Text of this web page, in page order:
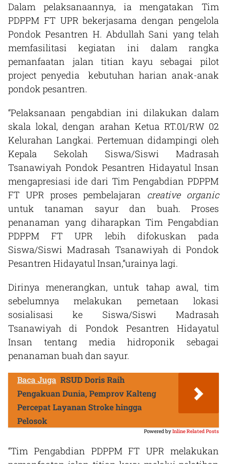
Dalam pelaksanaannya, ia mengatakan Tim
PDPPM FT UPR bekerjasama dengan pengelola
Pondok Pesantren H. Abdullah Sani yang telah
memfasilitasi kegiatan ini dalam rangka
pemanfaatan jalan titian kayu sebagai pilot
project penyedia kebutuhan harian anak-anak
pondok pesantren.
“Pelaksanaan pengabdian ini dilakukan dalam
skala lokal, dengan arahan Ketua RT.01/RW 02
Kelurahan Langkai. Pertemuan didampingi oleh
Kepala Sekolah Siswa/Siswi Madrasah
Tsanawiyah Pondok Pesantren Hidayatul Insan
mengapresiasi ide dari Tim Pengabdian PDPPM
FT UPR proses pembelajaran creative organic
untuk tanaman sayur dan buah. Proses
penanaman yang diharapkan Tim Pengabdian
PDPPM FT UPR lebih difokuskan pada
Siswa/Siswi Madrasah Tsanawiyah di Pondok
Pesantren Hidayatul Insan,”urainya lagi.
Dirinya menerangkan, untuk tahap awal, tim
sebelumnya melakukan pemetaan lokasi
sosialisasi ke Siswa/Siswi Madrasah
Tsanawiyah di Pondok Pesantren Hidayatul
Insan tentang media hidroponik sebagai
penanaman buah dan sayur.
Baca Juga RSUD Doris Raih
Pengakuan Dunia, Pemprov Kalteng
Percepat Layanan Stroke hingga
Pelosok
Powered byInline Related Posts
“Tim Pengabdian PDPPM FT UPR melakukan